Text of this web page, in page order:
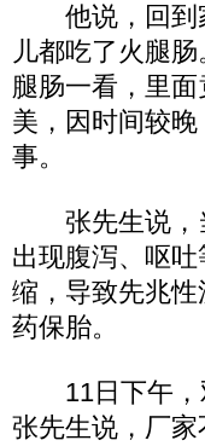
他说，回到家
儿都吃了火腿
腿肠一看，里
美，因时间较
事。
张先生说，当
出现腹泻、呕
缩，导致先兆
药保胎。
11日下午，
张先生说，厂